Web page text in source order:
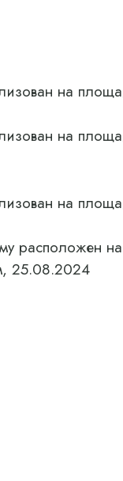
на
на
на
расположен
25.08.2024